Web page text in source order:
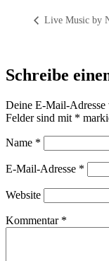
Live Music by
Schreibe
Deine E-Mail-
Felder sind mit *
Name *
E-Mail-Adresse *
Website
Kommentar *